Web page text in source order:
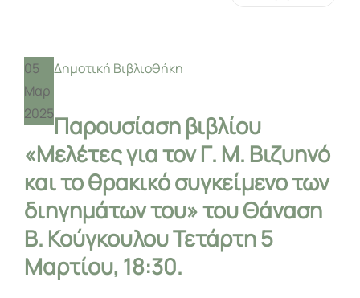
05
Μαρ
2025
Δημοτική Βιβλιοθήκη
Παρουσίαση βιβλίου
«Μελέτες για τον Γ. Μ. Βιζυηνό
και το θρακικό συγκείμενο των
διηγημάτων του» του Θάναση
Β. Κούγκουλου Τετάρτη 5
Μαρτίου, 18:30.